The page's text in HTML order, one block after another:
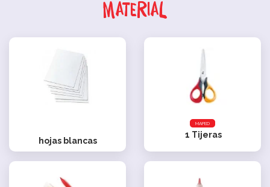
Material
hojas blancas
MAPED
1 Tijeras